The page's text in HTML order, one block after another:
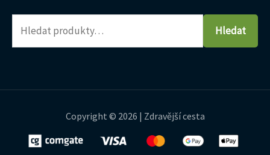
Hledat
Copyright © 2026 | Zdravější cesta